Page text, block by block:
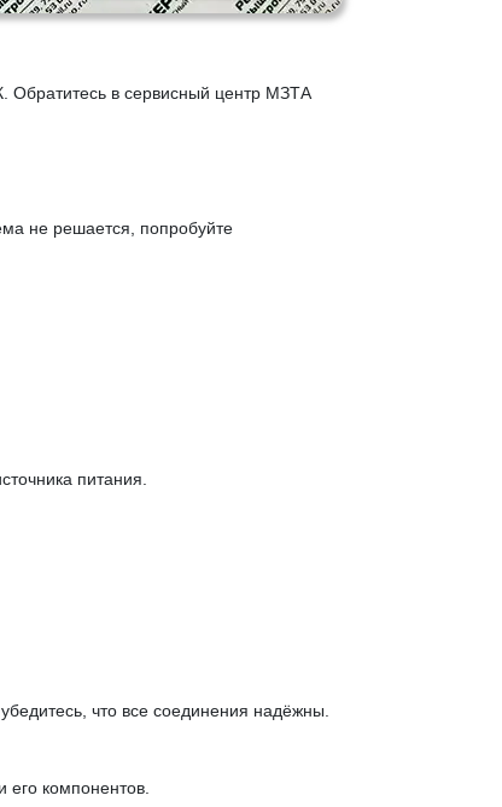
Обратитесь в сервисный центр МЗТА
не решается, попробуйте
питания.
что все соединения надёжны.
компонентов.